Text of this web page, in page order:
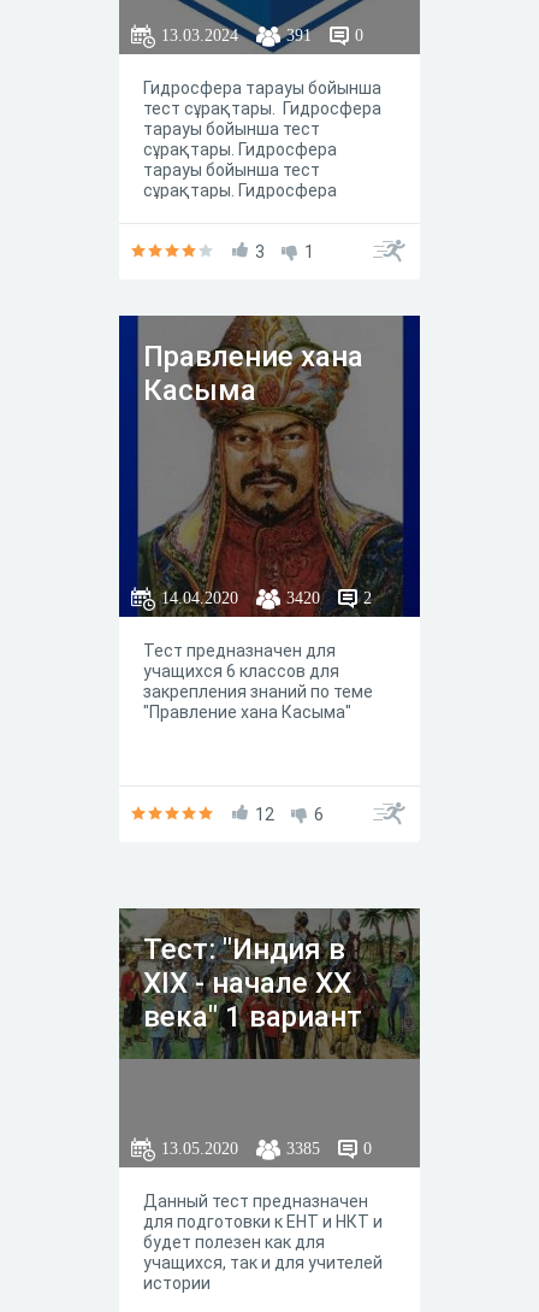
13.03.2024 391 0
Гидросфера тарауы бойынша
тест сұрақтары. Гидросфера
тарауы бойынша тест
сұрақтары. Гидросфера
тарауы бойынша тест
сұрақтары. Гидросфера
3
1
Правление хана
Касыма
14.04.2020 3420 2
Тест предназначен для
учащихся 6 классов для
закрепления знаний по теме
"Правление хана Касыма"
12 6
Тест: "Индия в
XIX - начале XX
века" 1 вариант
13.05.2020 3385 0
Данный тест предназначен
для подготовки к ЕНТ и НКТ и
будет полезен как для
учащихся, так и для учителей
истории